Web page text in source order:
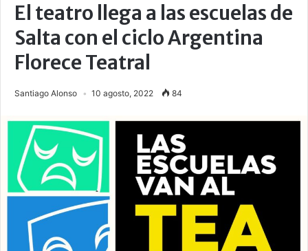
El teatro llega a las escuelas de
Salta con el ciclo Argentina
Florece Teatral
Santiago Alonso 10 agosto, 2022 84